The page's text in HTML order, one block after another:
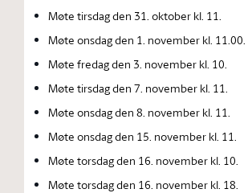
Møte tirsdag den 31. oktober kl. 11.
Møte onsdag den 1. november kl. 11.00.
Møte fredag den 3. november kl. 10.
Møte tirsdag den 7. november kl. 11.
Møte onsdag den 8. november kl. 11.
Møte onsdag den 15. november kl. 11.
Møte torsdag den 16. november kl. 10.
Møte torsdag den 16. november kl. 18.